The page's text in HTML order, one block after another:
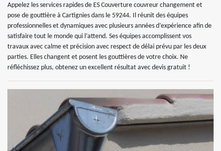
Appelez les services rapides de ES Couverture couvreur changement et
pose de gouttière à Cartignies dans le 59244. Il réunit des équipes
professionnelles et dynamiques avec plusieurs années d’expérience afin de
satisfaire tout le monde qui l’attend. Ses équipes accomplissent vos
travaux avec calme et précision avec respect de délai prévu par les deux
parties. Elles changent et posent les gouttières de votre choix. Ne
réfléchissez plus, obtenez un excellent résultat avec devis gratuit !